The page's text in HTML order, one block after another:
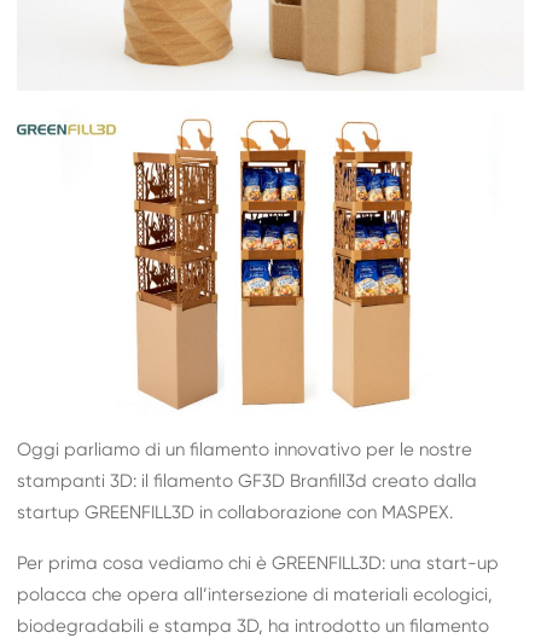
Oggi parliamo di un filamento innovativo per le nostre
stampanti 3D: il filamento GF3D Branfill3d creato dalla
startup GREENFILL3D in collaborazione con MASPEX.
Per prima cosa vediamo chi èGREENFILL3D: una start-up
polacca che opera all’intersezione di materiali ecologici,
biodegradabili e stampa 3D, ha introdotto un filamento